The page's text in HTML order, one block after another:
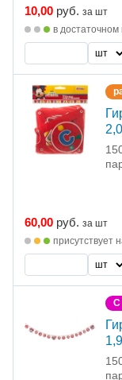
10,00 руб. за шт
в достаточном
60,00 руб. за шт
присутствует
С